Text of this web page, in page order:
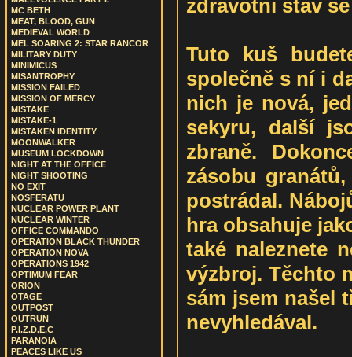
MC BETH
MEAT, BLOOD, GUN
MEDIEVAL WORLD
MEL SOARING 2: STAR RANCOR
MILITARY DUTY
MINIMICUS
MISANTROPHY
MISSION FAILED
MISSION OF MERCY
MISTAKE
MISTAKE-1
MISTAKEN IDENTITY
MOONWALKER
MUSEUM LOCKDOWN
NIGHT AT THE OFFICE
NIGHT SHOOTING
NO EXIT
NOSFERATU
NUCLEAR POWER PLANT
NUCLEAR WINTER
OFFICE COMMANDO
OPERATION BLACK THUNDER
OPERATION NOVA
OPERATIONS 1942
OPTIMUM FEAR
ORION
OTAGE
OUTPOST
OUTRUN
P.I.Z.D.E.C
PARANOIA
PEACES LIKE US
zdravotní stav
Tuto kuš
společně s ní i
nich je nová,
sekyru, další
zbraně.
zásobu
postrádal.
hra obsahuje
také naleznete
výzbroj. Těchto
sám jsem našel
nevyhledával.